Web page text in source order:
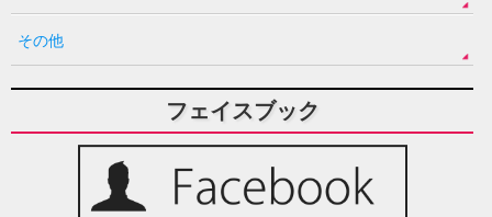
その他
フェイスブック